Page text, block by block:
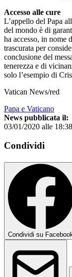
Accesso alle cure
L’appello del Papa
del mondo è di
ha accesso, in nome
trascurata per
conclusione del
tenerezza e di
solo l’esempio di
Vatican News/red
Papa e Vaticano
News pubblicata il:
03/01/2020 alle 18:38
Condividi
Condividi su